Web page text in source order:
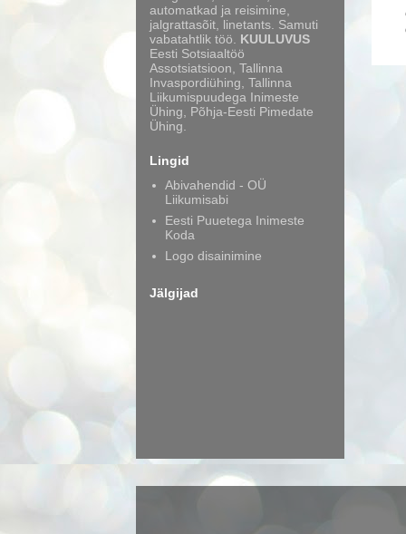
automatkad ja reisimine,
jalgrattasõit, linetants. Samuti
vabatahtlik töö. KUULUVUS
Eesti Sotsiaaltöö
Assotsiatsioon, Tallinna
Invaspordiühing, Tallinna
Liikumispuudega Inimeste
Ühing, Põhja-Eesti Pimedate
Ühing.
Lingid
Abivahendid - OÜ
Liikumisabi
Eesti Puuetega Inimeste
Koda
Logo disainimine
Jälgijad